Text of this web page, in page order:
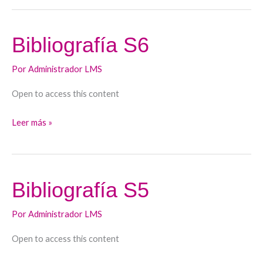
Bibliografía S6
PorAdministrador LMS
Open to access this content
Bibliografía
S6
Leer más »
Bibliografía S5
PorAdministrador LMS
Open to access this content
Bibliografía
S5